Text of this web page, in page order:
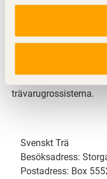
Svenskt Trä
och är en del av
svensk limträ-, KL-
trävarugrossisterna.
Svenskt Trä
Besöksadress:
Postadress: Box